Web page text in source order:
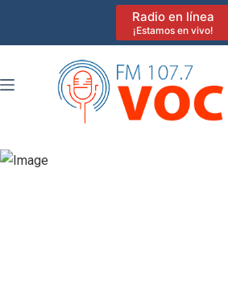
Radio en línea
¡Estamos en vivo!